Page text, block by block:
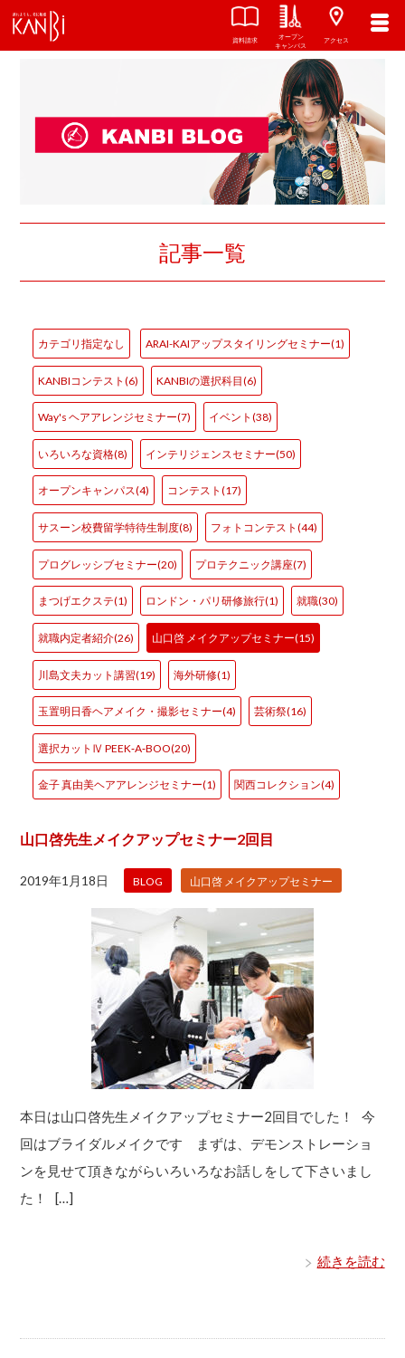
アクセス
オープン
キャンパス
資料請求
記事一覧
カテゴリ指定なし ARAI-KAIアップスタイリングセミナー(1)
KANBIコンテスト(6) KANBIの選択科目(6)
Way's ヘアアレンジセミナー(7) イベント(38)
いろいろな資格(8) インテリジェンスセミナー(50)
オープンキャンパス(4) コンテスト(17)
サスーン校費留学特待生制度(8) フォトコンテスト(44)
プログレッシブセミナー(20) プロテクニック講座(7)
まつげエクステ(1) ロンドン・パリ研修旅行(1) 就職(30)
就職内定者紹介(26) 山口啓 メイクアップセミナー(15)
川島文夫カット講習(19) 海外研修(1)
玉置明日香ヘアメイク・撮影セミナー(4) 芸術祭(16)
選択カットⅣ PEEK‐A‐BOO(20)
金子 真由美ヘアアレンジセミナー(1) 関西コレクション(4)
山口啓先生メイクアップセミナー2回目
2019年1月18日 BLOG 山口啓 メイクアップセミナー
本日は山口啓先生メイクアップセミナー2回目でした！ 今
回はブライダルメイクです まずは、デモンストレーショ
ンを見せて頂きながらいろいろなお話しをして下さいまし
た！ […]
続きを読む